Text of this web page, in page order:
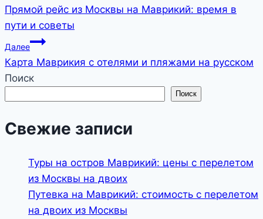
по
записям
Прямой рейс из Москвы на Маврикий: время в
пути и советы
Далее
Карта Маврикия с отелями и пляжами на русском
Поиск
Поиск
Свежие записи
Туры на остров Маврикий: цены с перелетом
из Москвы на двоих
Путевка на Маврикий: стоимость с перелетом
на двоих из Москвы